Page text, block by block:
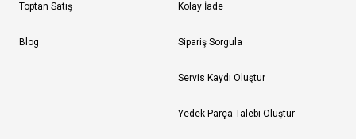
Toptan Satış
Blog
Kolay İade
Sipariş Sorgula
Servis Kaydı Oluştur
Yedek Parça Talebi Oluştur